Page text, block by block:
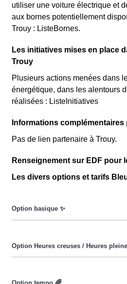
utiliser une voiture électrique et
aux bornes potentiellement
Trouy : ListeBornes.
Les initiatives mises en place
Trouy
Plusieurs actions menées dans
énergétique, dans les alentours
réalisées : ListeInitiatives
Informations complémentaires
Pas de lien partenaire à Trouy.
Renseignement sur EDF pour
Les divers options et tarifs
date, ni de l'heure, que ce soit
Trouy est réduit. ⚡